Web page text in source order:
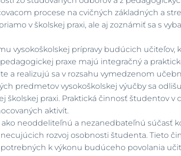
procese na cvičných základných a
v školskej praxi, ale aj zoznámiť sa s
vysokoškolskej prípravy budúcich učiteľov,
praxe majú integračný a
a realizujú sa v rozsahu vymedzenom
predmetov vysokoškolskej výučby sa
praxi. Praktická činnosť študentov v
aktivít.
ako neoddeliteľnú a nezanedbateľnú súčasť
rozvoj osobnosti študenta. Tieto
k výkonu budúceho povolania